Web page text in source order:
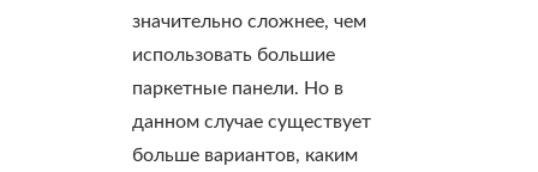
значительно сложнее, чем
использовать большие
паркетные панели. Но в
данном случае существует
больше вариантов, каким